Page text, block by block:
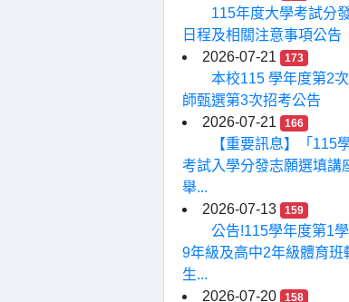
115年度大學考試分
日程及相關注意事項公告
2026-07-21
173
本校115 學年度第2
師甄選第3次招考公告
2026-07-21
166
【重要訊息】「115
考試入學分發志願選填講
舉...
2026-07-13
159
公告!115學年度第1
9年級及高中2年級體育班
生...
2026-07-20
158